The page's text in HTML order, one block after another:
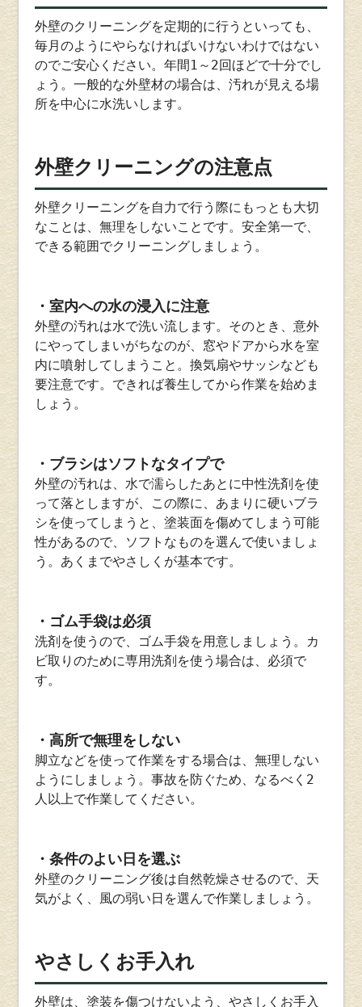
外壁のクリーニングを定期的に行うといっても、
毎月のようにやらなければいけないわけではない
のでご安心ください。年間1～2回ほどで十分でし
ょう。一般的な外壁材の場合は、汚れが見える場
所を中心に水洗いします。
外壁クリーニングの注意点
外壁クリーニングを自力で行う際にもっとも大切
なことは、無理をしないことです。安全第一で、
できる範囲でクリーニングしましょう。
・室内への水の浸入に注意
外壁の汚れは水で洗い流します。そのとき、意外
にやってしまいがちなのが、窓やドアから水を室
内に噴射してしまうこと。換気扇やサッシなども
要注意です。できれば養生してから作業を始めま
しょう。
・ブラシはソフトなタイプで
外壁の汚れは、水で濡らしたあとに中性洗剤を使
って落としますが、この際に、あまりに硬いブラ
シを使ってしまうと、塗装面を傷めてしまう可能
性があるので、ソフトなものを選んで使いましょ
う。あくまでやさしくが基本です。
・ゴム手袋は必須
洗剤を使うので、ゴム手袋を用意しましょう。カ
ビ取りのために専用洗剤を使う場合は、必須で
す。
・高所で無理をしない
脚立などを使って作業をする場合は、無理しない
ようにしましょう。事故を防ぐため、なるべく2
人以上で作業してください。
・条件のよい日を選ぶ
外壁のクリーニング後は自然乾燥させるので、天
気がよく、風の弱い日を選んで作業しましょう。
やさしくお手入れ
外壁は、塗装を傷つけないよう、やさしくお手入